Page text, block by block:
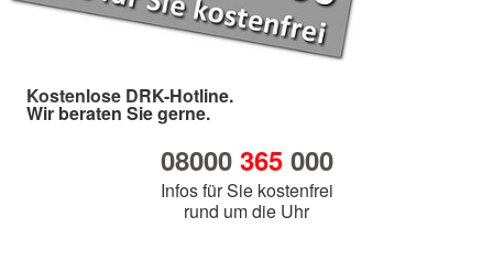
Kostenlose DRK-Hotline.
Wir beraten Sie gerne.
08000 365000
Infos für Sie kostenfrei
rund um die Uhr